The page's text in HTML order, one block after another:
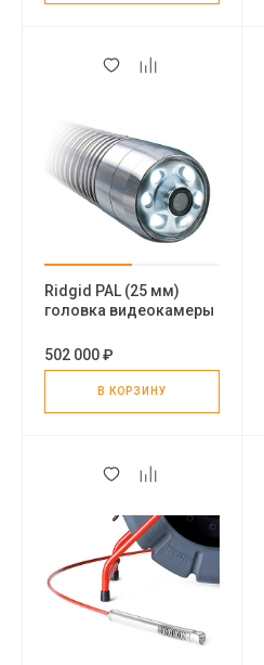
Ridgid PAL (25 мм)
головка видеокамеры
502 000 ₽
В КОРЗИНУ